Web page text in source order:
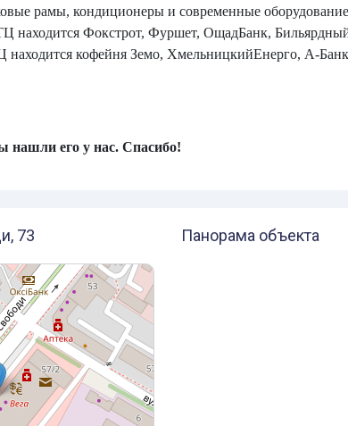
рамы, кондиционеры и современные
находится Фокстрот, Фуршет, ОщадБанк,
находится кофейня Земо, ХмельницкийЕнерго, А-
нашли его у нас. Спасибо!
73 Панорама объекта